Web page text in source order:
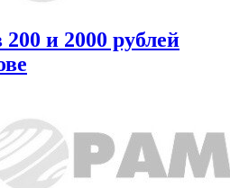
и 2000 рублей